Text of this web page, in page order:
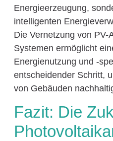
Energieerzeugung,
intelligenten
Die Vernetzung von PV-
Systemen ermöglicht
Energienutzung und -
entscheidender Schritt,
von Gebäuden
Fazit: Die